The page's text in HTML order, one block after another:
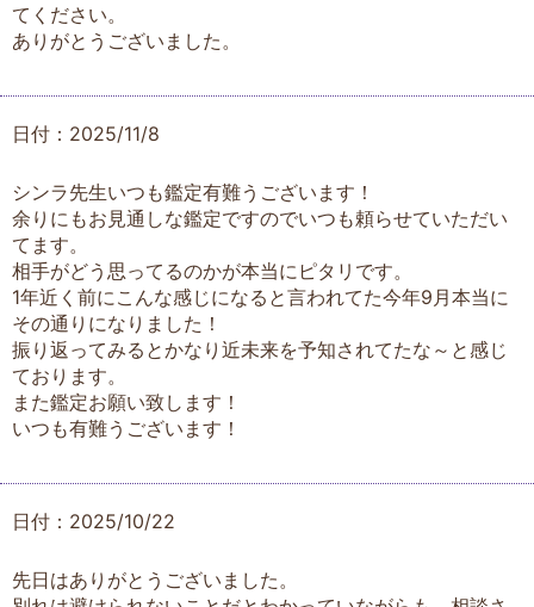
てください。
ありがとうございました。
日付：2025/11/8
シンラ先生いつも鑑定有難うございます！
余りにもお見通しな鑑定ですのでいつも頼らせていただい
てます。
相手がどう思ってるのかが本当にピタリです。
1年近く前にこんな感じになると言われてた今年9月本当に
その通りになりました！
振り返ってみるとかなり近未来を予知されてたな～と感じ
ております。
また鑑定お願い致します！
いつも有難うございます！
日付：2025/10/22
先日はありがとうございました。